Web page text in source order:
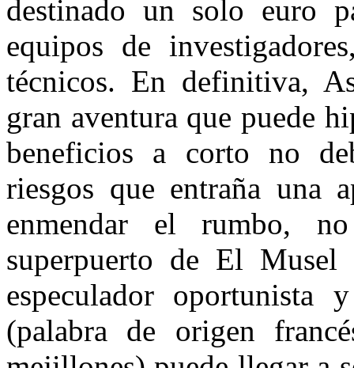
destinado un solo euro
equipos de
técnicos. En definitiva,
gran aventura que puede
beneficios a corto no
riesgos que entraña una
enmendar el rumbo,
superpuerto de El Musel
especulador
(palabra de origen